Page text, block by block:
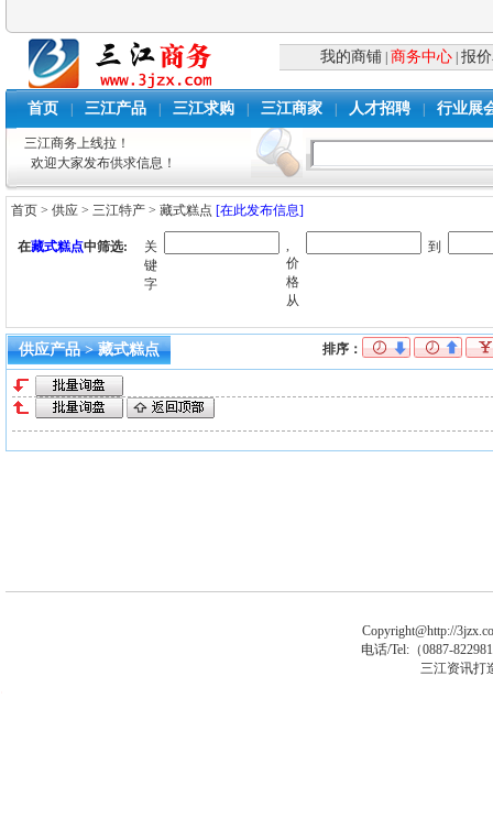
我的商铺 商务中心 |报
首页 三江产品 三江求购 三江商家 人才招聘 行业展
三江商务上线拉！
欢迎大家发布供求信息！
首页 >供应 >三江特产 >藏式糕点 [在此发布信息]
在藏式糕点中筛选:
关
键
字
,
价
格
从
到
供应产品 > 藏式糕点 排序：
Copyright@http://
电话/Tel:（0887-
三江资讯打